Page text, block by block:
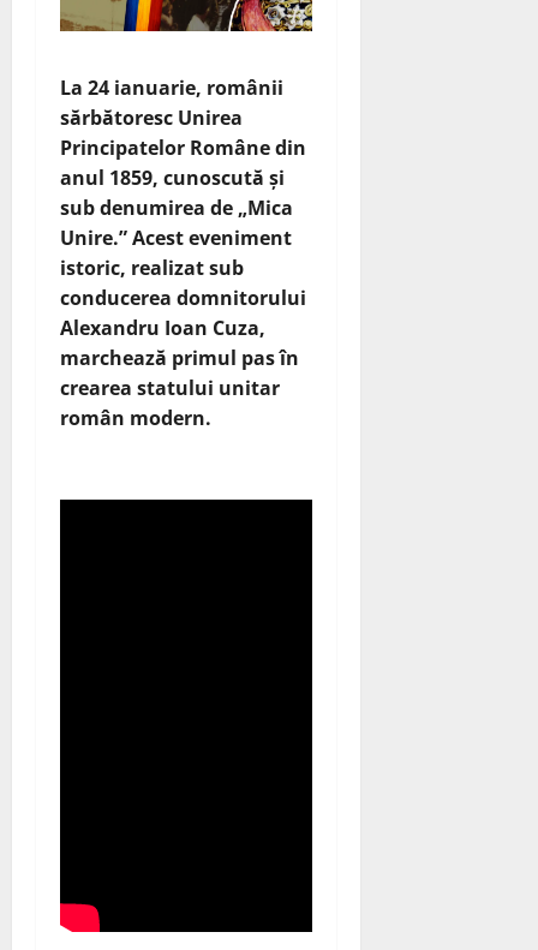
La 24 ianuarie, românii
sărbătoresc Unirea
Principatelor Române din
anul 1859, cunoscută și
sub denumirea de „Mica
Unire.” Acest eveniment
istoric, realizat sub
conducerea domnitorului
Alexandru Ioan Cuza,
marchează primul pas în
crearea statului unitar
român modern.